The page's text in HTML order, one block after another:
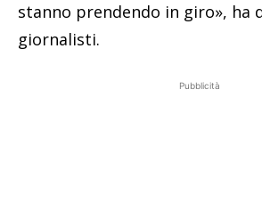
stanno prendendo in giro», ha
giornalisti.
Pubblicità